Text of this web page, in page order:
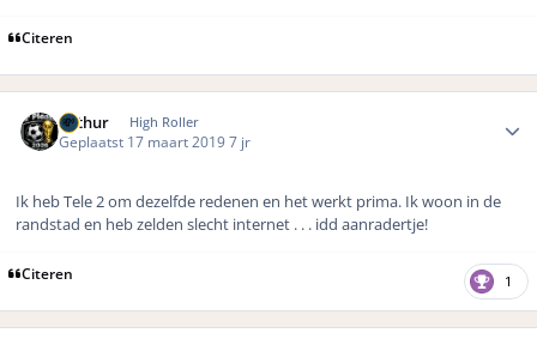
Citeren
Arthur High Roller
Geplaatst 17 maart 20197 jr
Ik heb Tele 2 om dezelfde redenen en het werkt prima. Ik woon in de
randstad en heb zelden slecht internet . . . idd aanradertje!
Citeren 1